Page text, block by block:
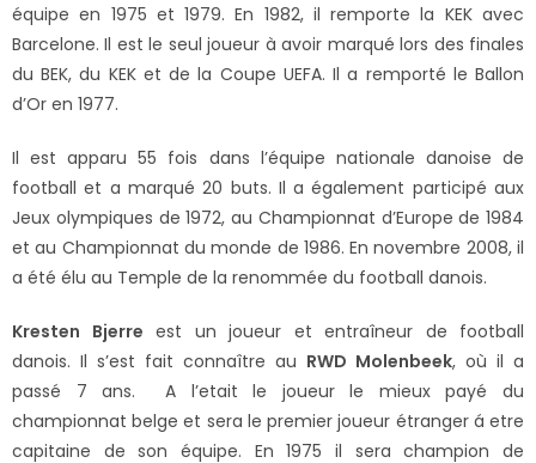
équipe en 1975 et 1979. En 1982, il remporte la KEK avec
Barcelone. Il est le seul joueur à avoir marqué lors des finales
du BEK, du KEK et de la Coupe UEFA. Il a remporté le Ballon
d’Or en 1977.
Il est apparu 55 fois dans l’équipe nationale danoise de
football et a marqué 20 buts. Il a également participé aux
Jeux olympiques de 1972, au Championnat d’Europe de 1984
et au Championnat du monde de 1986. En novembre 2008, il
a été élu au Temple de la renommée du football danois.
Kresten Bjerre est un joueur et entraîneur de football
danois. Il s’est fait connaître au RWD Molenbeek, où il a
passé 7 ans. A l’etait le joueur le mieux payé du
championnat belge et sera le premier joueur étranger á etre
capitaine de son équipe. En 1975 il sera champion de